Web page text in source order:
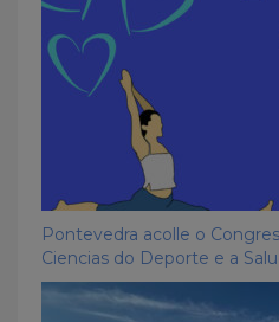
Pontevedra acolle o
Ciencias do Deporte e a